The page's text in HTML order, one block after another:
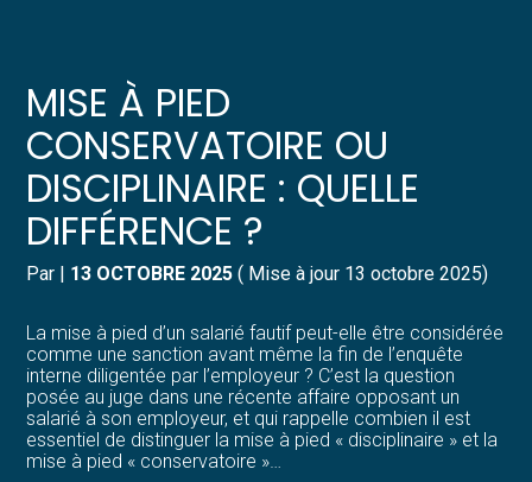
Gérer votre quotidien
Piloter votre entreprise
Développer votre entreprise
Structurer votre croissance
Être prêt pour la facturation
électronique
Suivre votre comptabilité
Gérer vos ressources humaines
Dématérialiser vos documents
MISE À PIED
CONSERVATOIRE OU
DISCIPLINAIRE : QUELLE
DIFFÉRENCE ?
Par | 13 OCTOBRE 2025 ( Mise à jour 13 octobre 2025)
La mise à pied d’un salarié fautif peut-elle être considérée
comme une sanction avant même la fin de l’enquête
interne diligentée par l’employeur ? C’est la question
posée au juge dans une récente affaire opposant un
salarié à son employeur, et qui rappelle combien il est
essentiel de distinguer la mise à pied « disciplinaire » et la
mise à pied « conservatoire »…